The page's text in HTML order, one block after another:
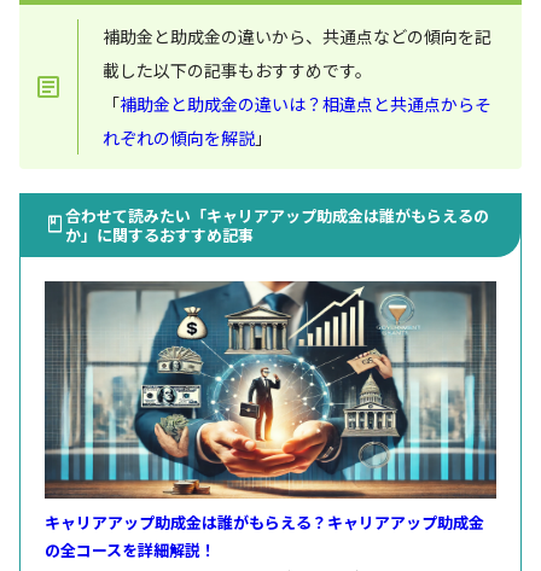
補助金と助成金の違いから、共通点などの傾向を記
載した以下の記事もおすすめです。
「補助金と助成金の違いは？相違点と共通点からそ
れぞれの傾向を解説 」
合わせて読みたい「キャリアアップ助成金は誰がもらえるの
か」に関するおすすめ記事
キャリアアップ助成金は誰がもらえる？キャリアアップ助成金
の全コースを詳細解説！